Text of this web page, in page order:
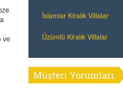
ve
İslamlar Kiralık Villalar
Üzümlü Kiralık Villalar
Müşteri Yorumları